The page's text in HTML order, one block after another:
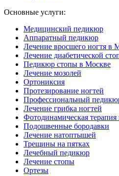
Основные услуги:
Медицинский педикюр
Аппаратный педикюр
Лечение вросшего ногтя в
Лечение диабетической
Педикюр стопы в Москве
Лечение мозолей
Ортониксия
Протезирование ногтей
Профессиональный
Лечение грибка ногтей
Фотодинамическая терапия
Подошвенные бородавки
Лечение натоптышей
Трещины на пятках
Лечебный педикюр
Лечение стопы
Ортезы